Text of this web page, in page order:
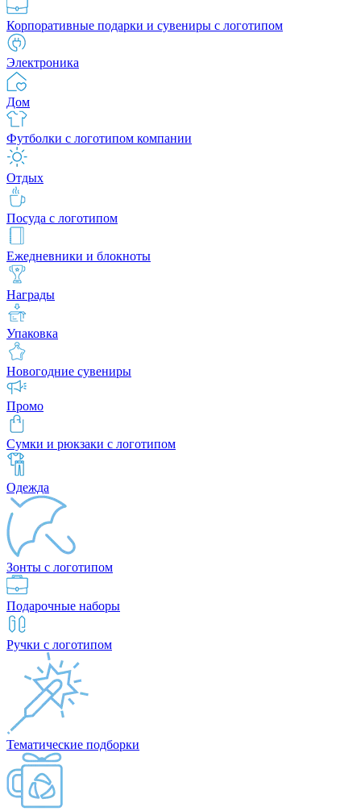
Корпоративные подарки и сувениры с логотипом
Электроника
Дом
Футболки с логотипом компании
Отдых
Посуда с логотипом
Ежедневники и блокноты
Награды
Упаковка
Новогодние сувениры
Промо
Сумки и рюкзаки с логотипом
Одежда
Зонты с логотипом
Подарочные наборы
Ручки с логотипом
Тематические подборки